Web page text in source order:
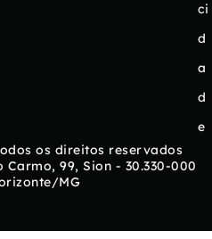
ci
d
a
d
e
os direitos reservados
99, Sion - 30.330-000
MG